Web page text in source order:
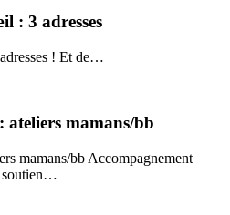
: 3 adresses
! Et de…
ateliers mamans/bb
mamans/bb Accompagnement
soutien…